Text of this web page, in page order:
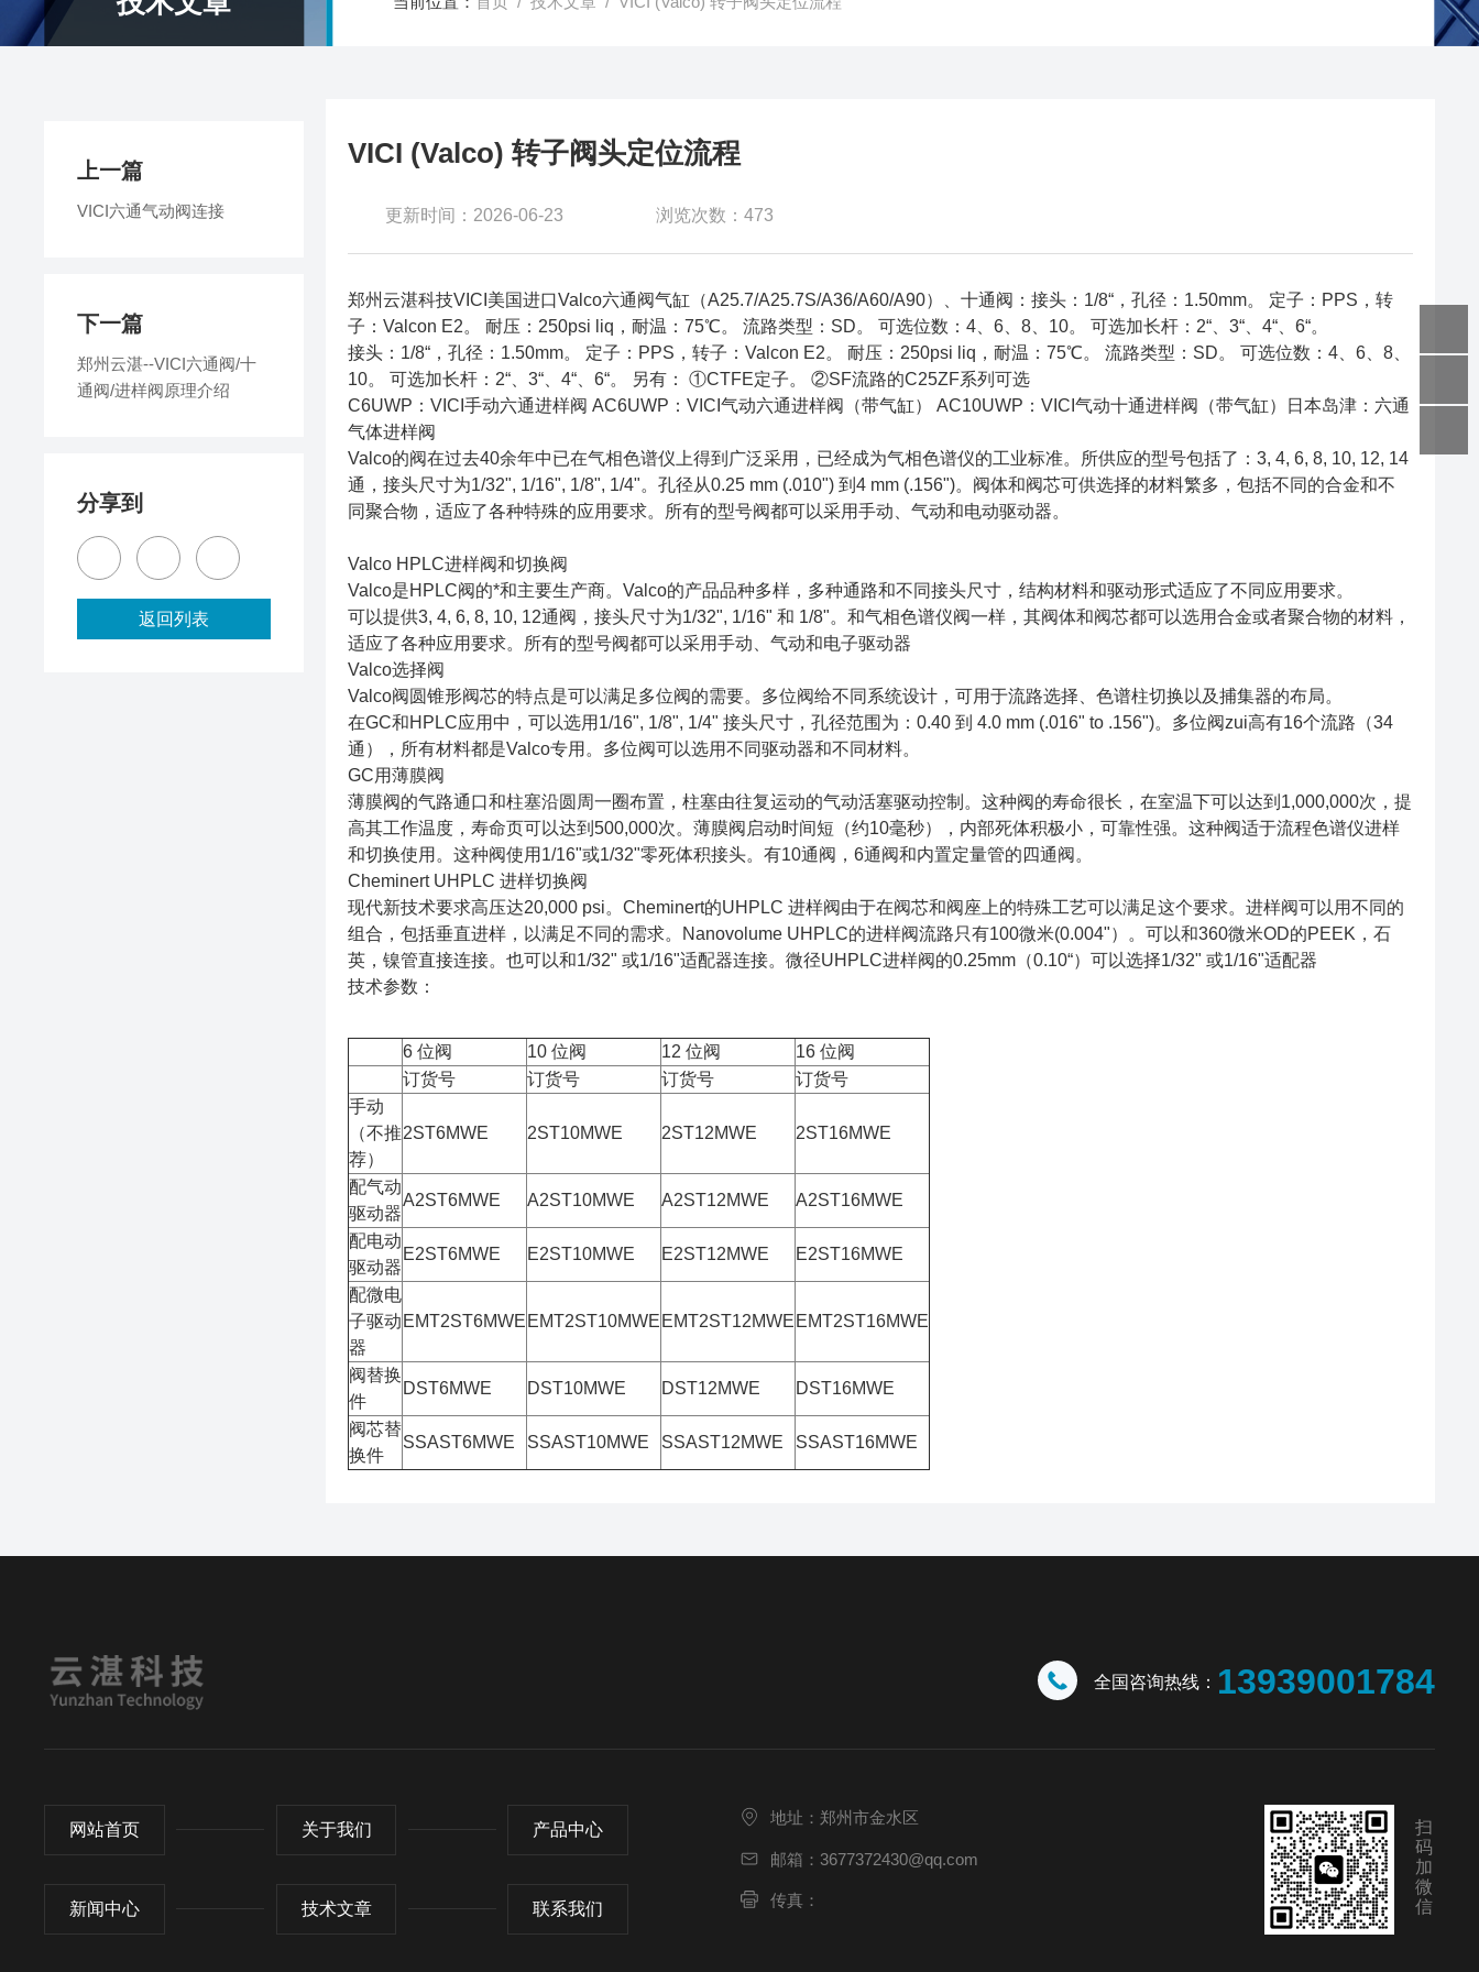
VICI (Valco) 转子阀头定位流程
更新时间：2026-06-23 浏览次数：473
郑州云湛科技VICI美国进口Valco六通阀气缸（A25.7/A25.7S/A36/A60/A90）、十通阀：接头：1/8“，孔径：1.50mm。 定子：PPS，转
子：Valcon E2。 耐压：250psi liq，耐温：75℃。 流路类型：SD。 可选位数：4、6、8、10。 可选加长杆：2“、3“、4“、6“。
接头：1/8“，孔径：1.50mm。 定子：PPS，转子：Valcon E2。 耐压：250psi liq，耐温：75℃。 流路类型：SD。 可选位数：4、6、8、
10。 可选加长杆：2“、3“、4“、6“。 另有： ①CTFE定子。 ②SF流路的C25ZF系列可选
C6UWP：VICI手动六通进样阀 AC6UWP：VICI气动六通进样阀（带气缸） AC10UWP：VICI气动十通进样阀（带气缸）日本岛津：六通
气体进样阀
Valco的阀在过去40余年中已在气相色谱仪上得到广泛采用，已经成为气相色谱仪的工业标准。所供应的型号包括了：3, 4, 6, 8, 10, 12, 14
通，接头尺寸为1/32", 1/16", 1/8", 1/4"。孔径从0.25 mm (.010") 到4 mm (.156")。阀体和阀芯可供选择的材料繁多，包括不同的合金和不
同聚合物，适应了各种特殊的应用要求。所有的型号阀都可以采用手动、气动和电动驱动器。
Valco HPLC进样阀和切换阀
Valco是HPLC阀的*和主要生产商。Valco的产品品种多样，多种通路和不同接头尺寸，结构材料和驱动形式适应了不同应用要求。
可以提供3, 4, 6, 8, 10, 12通阀，接头尺寸为1/32", 1/16" 和 1/8"。和气相色谱仪阀一样，其阀体和阀芯都可以选用合金或者聚合物的材料，
适应了各种应用要求。所有的型号阀都可以采用手动、气动和电子驱动器
Valco选择阀
Valco阀圆锥形阀芯的特点是可以满足多位阀的需要。多位阀给不同系统设计，可用于流路选择、色谱柱切换以及捕集器的布局。
在GC和HPLC应用中，可以选用1/16", 1/8", 1/4" 接头尺寸，孔径范围为：0.40 到 4.0 mm (.016" to .156")。多位阀zui高有16个流路（34
通），所有材料都是Valco专用。多位阀可以选用不同驱动器和不同材料。
GC用薄膜阀
薄膜阀的气路通口和柱塞沿圆周一圈布置，柱塞由往复运动的气动活塞驱动控制。这种阀的寿命很长，在室温下可以达到1,000,000次，提
高其工作温度，寿命页可以达到500,000次。薄膜阀启动时间短（约10毫秒），内部死体积极小，可靠性强。这种阀适于流程色谱仪进样
和切换使用。这种阀使用1/16"或1/32"零死体积接头。有10通阀，6通阀和内置定量管的四通阀。
Cheminert UHPLC 进样切换阀
现代新技术要求高压达20,000 psi。Cheminert的UHPLC 进样阀由于在阀芯和阀座上的特殊工艺可以满足这个要求。进样阀可以用不同的
组合，包括垂直进样，以满足不同的需求。Nanovolume UHPLC的进样阀流路只有100微米(0.004"）。可以和360微米OD的PEEK，石
英，镍管直接连接。也可以和1/32" 或1/16"适配器连接。微径UHPLC进样阀的0.25mm（0.10“）可以选择1/32" 或1/16"适配器
技术参数：
6 位阀 10 位阀 12 位阀
16 位阀
订货号
订货号 订货号
订货号
手动
（不推
荐）
2ST6MWE 2ST10MWE 2ST12MWE 2ST16MWE
配气动
驱动器
A2ST6MWE A2ST10MWE A2ST12MWE A2ST16MWE
配电动
驱动器
E2ST6MWE E2ST10MWE E2ST12MWE E2ST16MWE
配微电
子驱动
器
EMT2ST6MWE EMT2ST10MWE EMT2ST12MWE EMT2ST16MWE
阀替换
件
DST6MWE DST10MWE DST12MWE DST16MWE
阀芯替
换件
SSAST6MWE SSAST10MWE SSAST12MWE SSAST16MWE
上一篇
VICI六通气动阀连接
下一篇
郑州云湛--VICI六通阀/十
通阀/进样阀原理介绍
分享到
返回列表
全国咨询热线： 13939001784
网站首页 关于我们 产品中心
新闻中心 技术文章 联系我们
地址：郑州市金水区
邮箱：3677372430@qq.com
传真：
扫
码
加
微
信